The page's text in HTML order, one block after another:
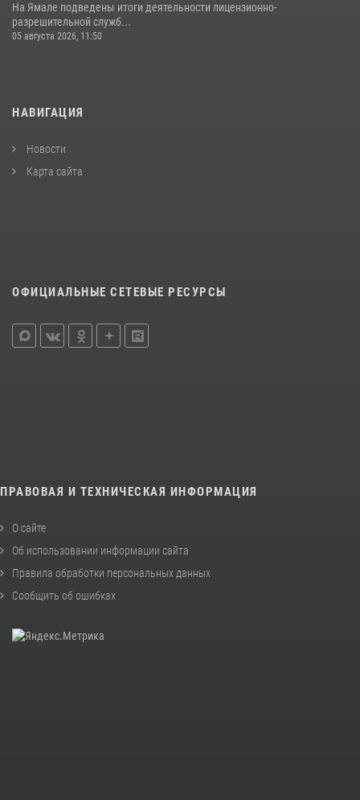
На Ямале подведены итоги деятельности лицензионно-
разрешительной служб...
05 августа 2026, 11:50
НАВИГАЦИЯ
Новости
Карта сайта
ОФИЦИАЛЬНЫЕ СЕТЕВЫЕ РЕСУРСЫ
ПРАВОВАЯ И ТЕХНИЧЕСКАЯ ИНФОРМАЦИЯ
О сайте
Об использовании информации сайта
Правила обработки персональных данных
Сообщить об ошибках